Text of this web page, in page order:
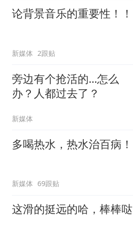
论背景音乐的重要性！！
新媒体 2跟贴
旁边有个抢活的…怎么
办？人都过去了？
新媒体
多喝热水，热水治百病！
新媒体 69跟贴
这滑的挺远的哈，棒棒哒